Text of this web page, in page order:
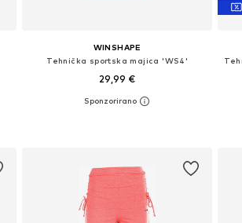
WINSHAPE
Tehnička sportska majica 'WS4'
29,99 €
+ 6
Dostupne veličine: XS, S, M, L, XL